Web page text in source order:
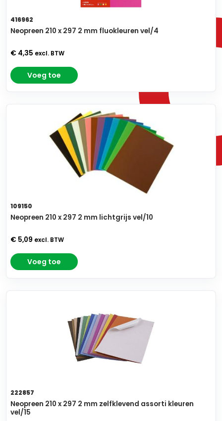
416962
Neopreen 210 x 297 2 mm fluokleuren vel/4
€ 4,35 excl. BTW
Voeg toe
109150
Neopreen 210 x 297 2 mm lichtgrijs vel/10
€ 5,09 excl. BTW
Voeg toe
222857
Neopreen 210 x 297 2 mm zelfklevend assorti kleuren
vel/15